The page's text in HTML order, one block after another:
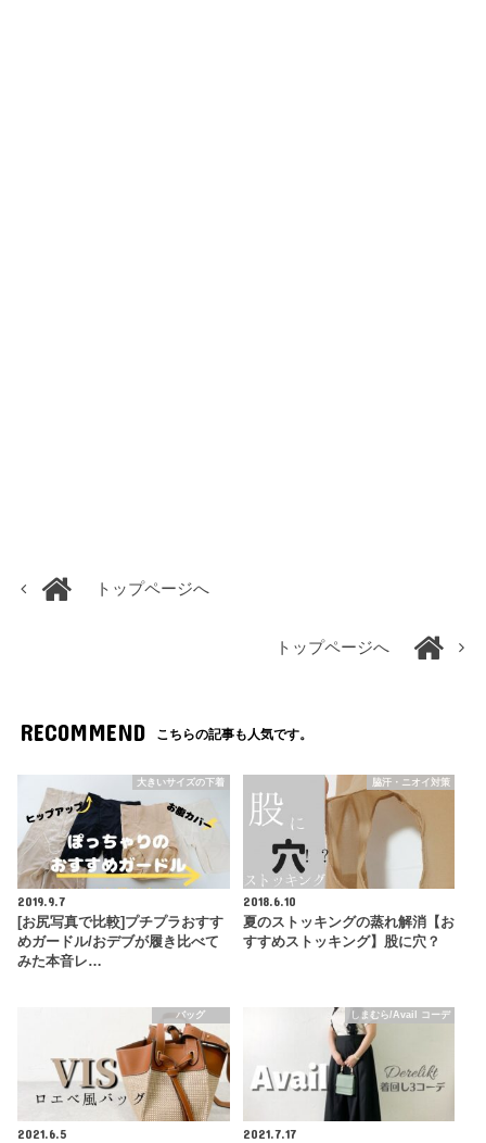
トップページへ
トップページへ
RECOMMEND こちらの記事も人気です。
大きいサイズの下着
2019.9.7
[お尻写真で比較]プチプラおすす
めガードル/おデブが履き比べて
みた本音レ…
脇汗・ニオイ対策
2018.6.10
夏のストッキングの蒸れ解消【お
すすめストッキング】股に穴？
バッグ
2021.6.5
しまむら/Avail コーデ
2021.7.17